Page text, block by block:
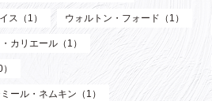
ス（1） ウォルトン・フォード（1）
カリエール（1）
ール・ネムキン（1）